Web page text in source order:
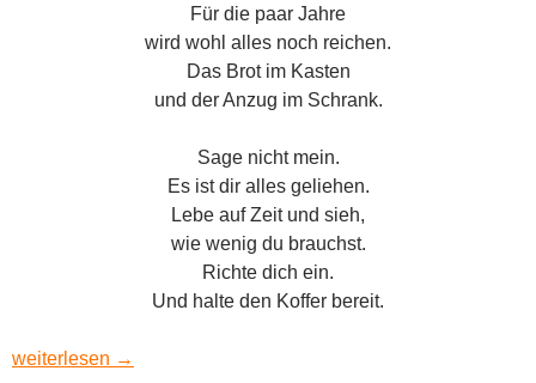
Für die paar Jahre
wird wohl alles noch reichen.
Das Brot im Kasten
und der Anzug im Schrank.
Sage nicht mein.
Es ist dir alles geliehen.
Lebe auf Zeit und sieh,
wie wenig du brauchst.
Richte dich ein.
Und halte den Koffer bereit.
Jage die Ängste fort
weiterlesen →